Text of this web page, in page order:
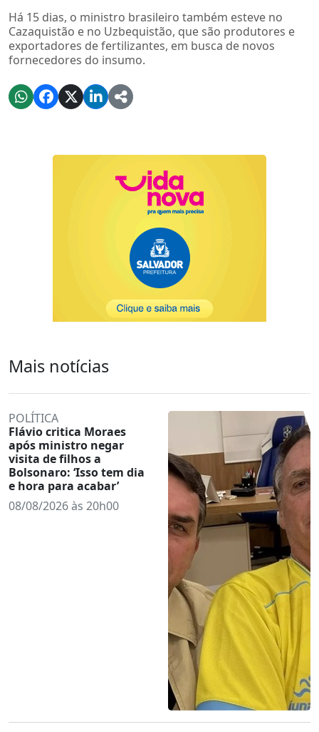
Há 15 dias, o ministro brasileiro também esteve no
Cazaquistão e no Uzbequistão, que são produtores e
exportadores de fertilizantes, em busca de novos
fornecedores do insumo.
Mais notícias
POLÍTICA
Flávio critica Moraes
após ministro negar
visita de filhos a
Bolsonaro: ‘Isso tem dia
e hora para acabar’
08/08/2026 às 20h00